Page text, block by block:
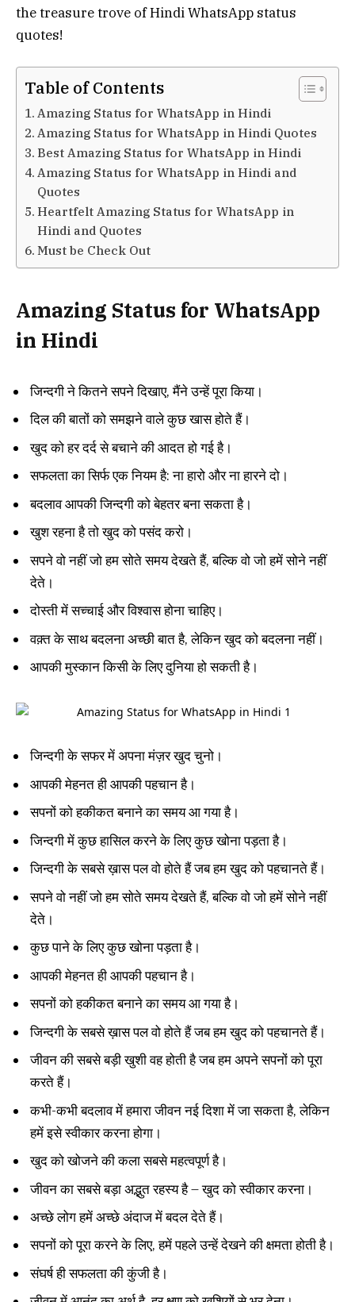
the treasure trove of Hindi WhatsApp status
quotes!
Table of Contents
Amazing Status for WhatsApp in Hindi
Amazing Status for WhatsApp in Hindi Quotes
Best Amazing Status for WhatsApp in Hindi
Amazing Status for WhatsApp in Hindi and
Quotes
Heartfelt Amazing Status for WhatsApp in
Hindi and Quotes
Must be Check Out
Amazing Status for WhatsApp
in Hindi
जिन्दगी ने कितने सपने दिखाए, मैंने उन्हें पूरा किया।
दिल की बातों को समझने वाले कुछ खास होते हैं।
खुद को हर दर्द से बचाने की आदत हो गई है।
सफलता का सिर्फ एक नियम है: ना हारो और ना हारने दो।
बदलाव आपकी जिन्दगी को बेहतर बना सकता है।
खुश रहना है तो खुद को पसंद करो।
सपने वो नहीं जो हम सोते समय देखते हैं, बल्कि वो जो हमें सोने नहीं
देते।
दोस्ती में सच्चाई और विश्वास होना चाहिए।
वक़्त के साथ बदलना अच्छी बात है, लेकिन खुद को बदलना नहीं।
आपकी मुस्कान किसी के लिए दुनिया हो सकती है।
जिन्दगी के सफर में अपना मंज़र खुद चुनो।
आपकी मेहनत ही आपकी पहचान है।
सपनों को हकीकत बनाने का समय आ गया है।
जिन्दगी में कुछ हासिल करने के लिए कुछ खोना पड़ता है।
जिन्दगी के सबसे ख़ास पल वो होते हैं जब हम खुद को पहचानते हैं।
सपने वो नहीं जो हम सोते समय देखते हैं, बल्कि वो जो हमें सोने नहीं
देते।
कुछ पाने के लिए कुछ खोना पड़ता है।
आपकी मेहनत ही आपकी पहचान है।
सपनों को हकीकत बनाने का समय आ गया है।
जिन्दगी के सबसे ख़ास पल वो होते हैं जब हम खुद को पहचानते हैं।
जीवन की सबसे बड़ी खुशी वह होती है जब हम अपने सपनों को पूरा
करते हैं।
कभी-कभी बदलाव में हमारा जीवन नई दिशा में जा सकता है, लेकिन
हमें इसे स्वीकार करना होगा।
खुद को खोजने की कला सबसे महत्वपूर्ण है।
जीवन का सबसे बड़ा अद्भुत रहस्य है – खुद को स्वीकार करना।
अच्छे लोग हमें अच्छे अंदाज में बदल देते हैं।
सपनों को पूरा करने के लिए, हमें पहले उन्हें देखने की क्षमता होती है।
संघर्ष ही सफलता की कुंजी है।